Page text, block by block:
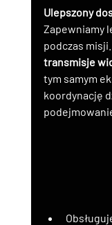
Ulepszony
Zapewniamy
podczas
transmisje
tym samym
koordynację